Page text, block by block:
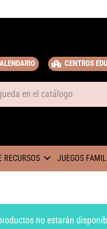
CENTROS
RECURSOS JUEGOS
no estarán